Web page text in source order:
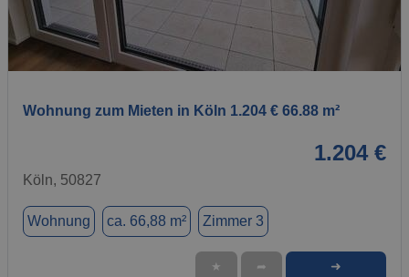
Wohnung zum Mieten in Köln 1.204 € 66.88 m²
1.204 €
Köln, 50827
Wohnung ca. 66,88 m² Zimmer 3
★ ➦ ➜